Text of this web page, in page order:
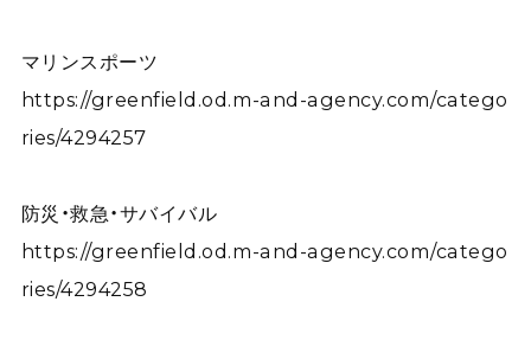
マリンスポーツ
https://greenfield.od.m-and-agency.com/catego
ries/4294257
防災・救急・サバイバル
https://greenfield.od.m-and-agency.com/catego
ries/4294258